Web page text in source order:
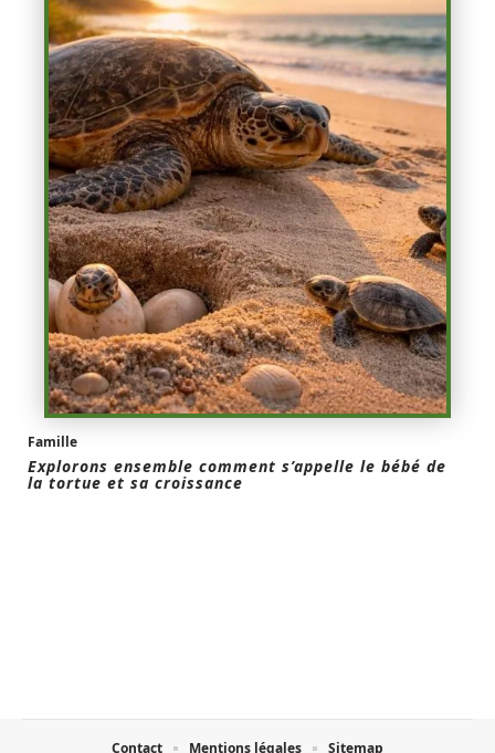
Famille
Explorons ensemble comment s’appelle le bébé de
la tortue et sa croissance
Contact Mentions légales Sitemap